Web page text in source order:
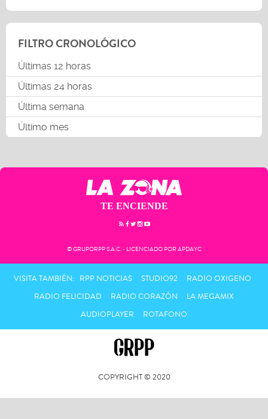
FILTRO CRONOLÓGICO
Últimas 12 horas
Últimas 24 horas
Última semana
Último mes
TE ENCIENDE
© GRUPORPP S.A.C. - LICENCIADO POR APDAYC
VISITA TAMBIÉN: RPP NOTICIAS STUDIO92
RADIO OXIGENO
RADIO FELICIDAD
RADIO CORAZÓN
LA MEGAMIX
AUDIOPLAYER
ROTAFONO
COPYRIGHT © 2020